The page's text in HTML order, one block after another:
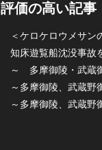
評価の高い記事
＜ケロケロウメサン
知床遊覧船沈没事故
～ 多摩御陵・武蔵
～多摩御陵、武蔵
～多摩御陵、武蔵